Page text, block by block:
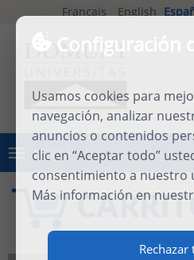
Configuración
Usamos cookies para
navegación, analizar
anuncios o contenidos
clic en “Aceptar todo”
consentimiento a nuestro
Más información en
Rechazar
Français English
MENÚ